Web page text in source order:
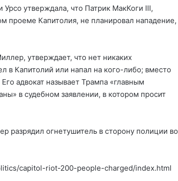
Урсо утверждала, что Патрик МакКоги III,
проеме Капитолия, не планировал нападение,
утверждает, что нет никаких
в Капитолий или напал на кого-либо; вместо
адвокат называет Трампа «главным
в судебном заявлении, в котором просит
разрядил огнетушитель в сторону полиции во
capitol-riot-200-people-charged/index.html